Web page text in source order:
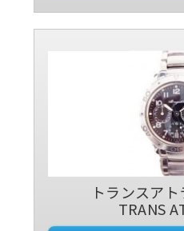
トランスア
TRANS